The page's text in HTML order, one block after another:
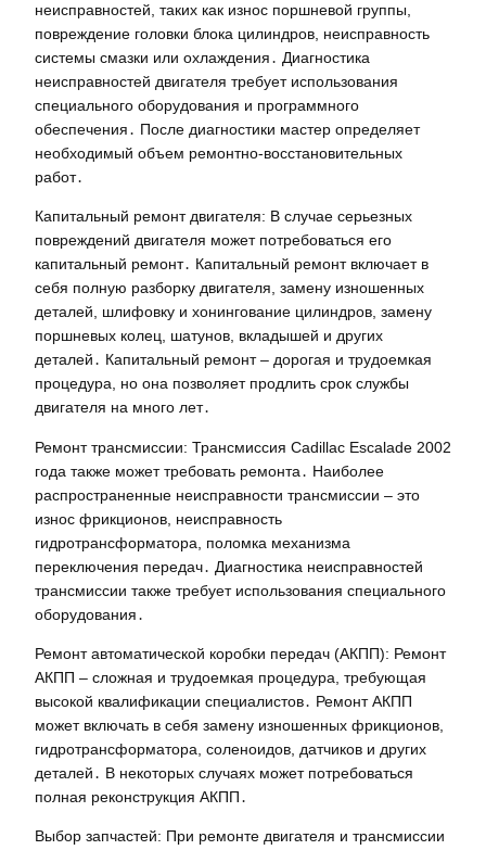
неисправностей, таких как износ поршневой группы,
повреждение головки блока цилиндров, неисправность
системы смазки или охлаждения․ Диагностика
неисправностей двигателя требует использования
специального оборудования и программного
обеспечения․ После диагностики мастер определяет
необходимый объем ремонтно-восстановительных
работ․
Капитальный ремонт двигателя: В случае серьезных
повреждений двигателя может потребоваться его
капитальный ремонт․ Капитальный ремонт включает в
себя полную разборку двигателя, замену изношенных
деталей, шлифовку и хонингование цилиндров, замену
поршневых колец, шатунов, вкладышей и других
деталей․ Капитальный ремонт – дорогая и трудоемкая
процедура, но она позволяет продлить срок службы
двигателя на много лет․
Ремонт трансмиссии: Трансмиссия Cadillac Escalade 2002
года также может требовать ремонта․ Наиболее
распространенные неисправности трансмиссии – это
износ фрикционов, неисправность
гидротрансформатора, поломка механизма
переключения передач․ Диагностика неисправностей
трансмиссии также требует использования специального
оборудования․
Ремонт автоматической коробки передач (АКПП): Ремонт
АКПП – сложная и трудоемкая процедура, требующая
высокой квалификации специалистов․ Ремонт АКПП
может включать в себя замену изношенных фрикционов,
гидротрансформатора, соленоидов, датчиков и других
деталей․ В некоторых случаях может потребоваться
полная реконструкция АКПП․
Выбор запчастей: При ремонте двигателя и трансмиссии